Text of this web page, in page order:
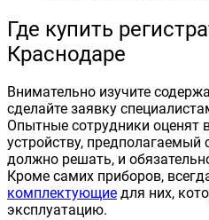
Где купить
Краснодаре
Внимательно изучите
сделайте заявку
Опытные сотрудники оценят
устройству, предполагаемый
должно решать, и
Кроме самих приборов,
комплектующие для них,
эксплуатацию.